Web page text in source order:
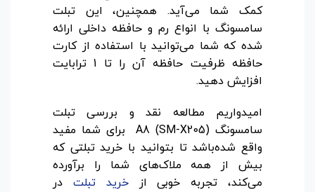
کمک شما می‌آید. همچنین، این تبلت
سامسونگ با انواع رم و حافظه داخلی ارائه
شده که شما می‌توانید با استفاده از کارت
حافظه ظرفیت حافظه آن را تا 1 ترابایت
افزایش دهید.
امیدواریم مطالعه نقد و بررسی تبلت
سامسونگ A8 (SM-X205) برای شما مفید
واقع شده‌باشد تا بتوانید با خرید تبلتی که
بیش از همه ملاک‌های شما را برآورده
می‌کند، تجربه خوبی ازخرید تبلت در